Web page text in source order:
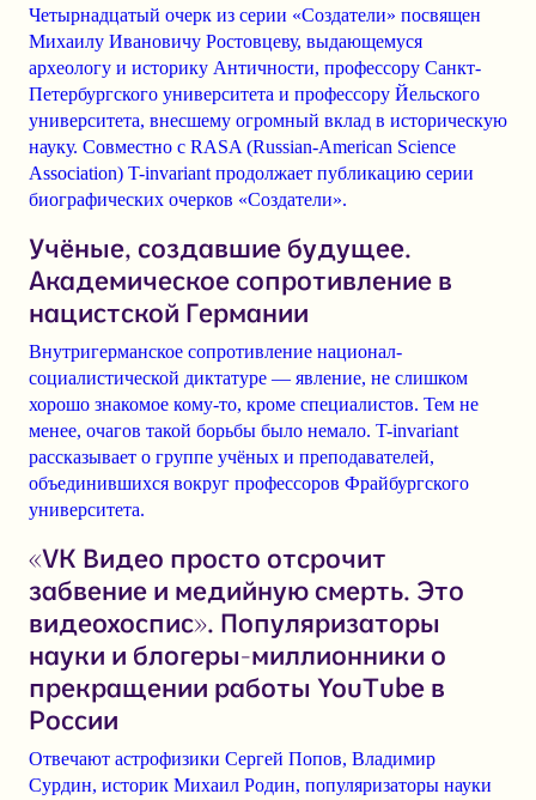
Четырнадцатый очерк из серии «Создатели» посвящен
Михаилу Ивановичу Ростовцеву, выдающемуся
археологу и историку Античности, профессору Санкт-
Петербургского университета и профессору Йельского
университета, внесшему огромный вклад в историческую
науку. Совместно с RASA (Russian-American Science
Association) T-invariant продолжает публикацию серии
биографических очерков «Создатели».
Учёные, создавшие будущее.
Академическое сопротивление в
нацистской Германии
Внутригерманское сопротивление национал-
социалистической диктатуре — явление, не слишком
хорошо знакомое кому-то, кроме специалистов. Тем не
менее, очагов такой борьбы было немало. T-invariant
рассказывает о группе учёных и преподавателей,
объединившихся вокруг профессоров Фрайбургского
университета.
«VK Видео просто отсрочит
забвение и медийную смерть. Это
видеохоспис». Популяризаторы
науки и блогеры-миллионники о
прекращении работы YouTube в
России
Отвечают астрофизики Сергей Попов, Владимир
Сурдин, историк Михаил Родин, популяризаторы науки